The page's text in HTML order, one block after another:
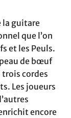
la guitare
que l’on
et les Peuls.
de bœuf
cordes
Les joueurs
encore